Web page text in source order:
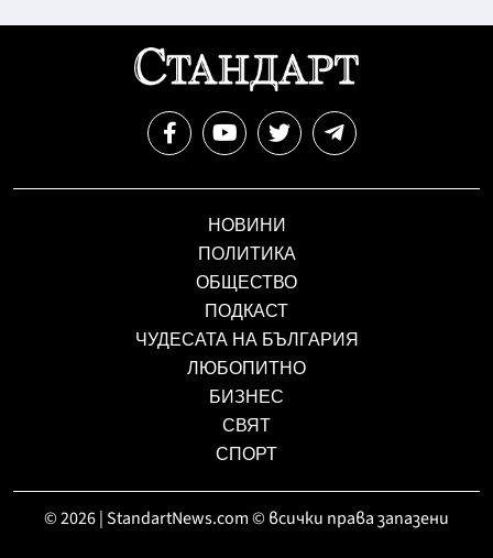
НОВИНИ
ПОЛИТИКА
ОБЩЕСТВО
ПОДКАСТ
ЧУДЕСАТА НА БЪЛГАРИЯ
ЛЮБОПИТНО
БИЗНЕС
СВЯТ
СПОРТ
© 2026 | StandartNews.com © всички права запазени